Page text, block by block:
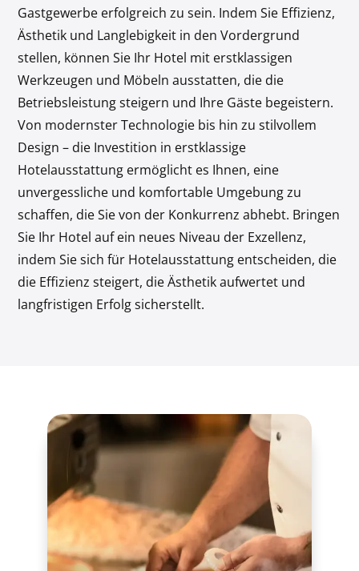
Gastgewerbe erfolgreich zu sein. Indem Sie Effizienz,
Ästhetik und Langlebigkeit in den Vordergrund
stellen, können Sie Ihr Hotel mit erstklassigen
Werkzeugen und Möbeln ausstatten, die die
Betriebsleistung steigern und Ihre Gäste begeistern.
Von modernster Technologie bis hin zu stilvollem
Design – die Investition in erstklassige
Hotelausstattung ermöglicht es Ihnen, eine
unvergessliche und komfortable Umgebung zu
schaffen, die Sie von der Konkurrenz abhebt. Bringen
Sie Ihr Hotel auf ein neues Niveau der Exzellenz,
indem Sie sich für Hotelausstattung entscheiden, die
die Effizienz steigert, die Ästhetik aufwertet und
langfristigen Erfolg sicherstellt.